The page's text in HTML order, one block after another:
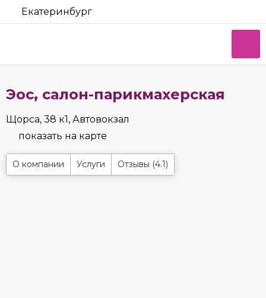
Екатеринбург
Эос, салон-парикмахерская
Щорса, 38 к1, Автовокзал
показать на карте
О компании Услуги Отзывы (4.1)